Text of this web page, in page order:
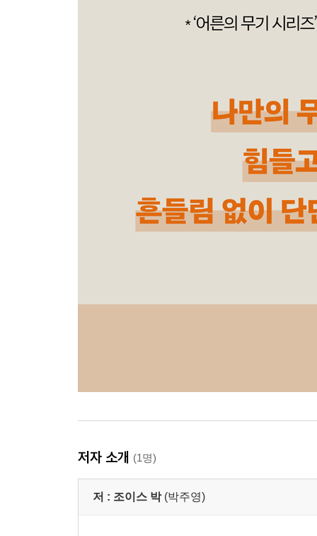
저자 소개 (1명)
저 : 조이스 박 (박주영)